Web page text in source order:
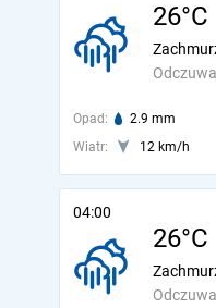
26°C
Opad: 2.9 mm
Wiatr:
12 km/h
04:00
26°C